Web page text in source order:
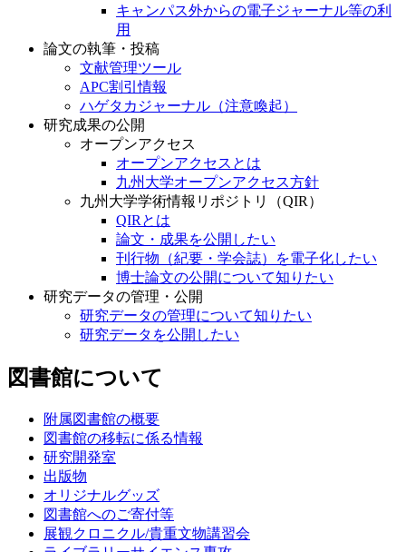
キャンパス外からの電子ジャーナル等の利
用
論文の執筆・投稿
文献管理ツール
APC割引情報
ハゲタカジャーナル（注意喚起）
研究成果の公開
オープンアクセス
オープンアクセスとは
九州大学オープンアクセス方針
九州大学学術情報リポジトリ（QIR）
QIRとは
論文・成果を公開したい
刊行物（紀要・学会誌）を電子化したい
博士論文の公開について知りたい
研究データの管理・公開
研究データの管理について知りたい
研究データを公開したい
図書館について
附属図書館の概要
図書館の移転に係る情報
研究開発室
出版物
オリジナルグッズ
図書館へのご寄付等
展観クロニクル/貴重文物講習会